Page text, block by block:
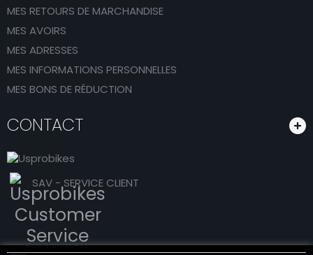
MES RETOURS DE MARCHANDISE
MES AVOIRS
MES ADRESSES
MES INFORMATIONS PERSONNELLES
MES BONS DE RÉDUCTION
CONTACT
SAV - SERVICE CLIENT